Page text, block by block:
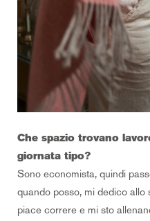
Che spazio trovano
giornata tipo?
Sono economista, quindi
quando posso, mi dedico allo
piace correre e mi sto